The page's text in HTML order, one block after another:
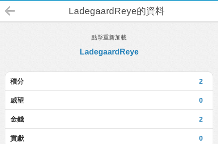
LadegaardReye的資料
點擊重新加載
LadegaardReye
2
積分
0
威望
2
金錢
0
貢獻